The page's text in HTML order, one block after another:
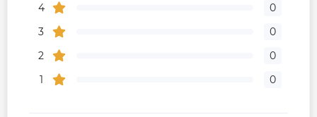
4
0
3
0
2
0
1
0